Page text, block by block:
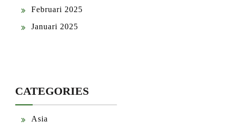
Februari 2025
Januari 2025
CATEGORIES
Asia